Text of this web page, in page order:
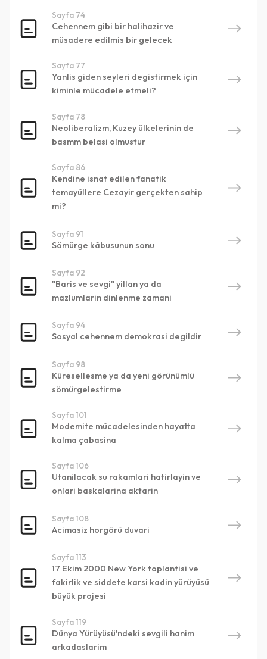
Sayfa 74
Cehennem gibi bir halihazir ve
müsadere edilmis bir gelecek
Sayfa 77
Yanlis giden seyleri degistirmek için
kiminle mücadele etmeli?
Sayfa 78
Neoliberalizm, Kuzey ülkelerinin de
basmm belasi olmustur
Sayfa 86
Kendine isnat edilen fanatik
temayüllere Cezayir gerçekten sahip
mi?
Sayfa 91
Sömürge kâbusunun sonu
Sayfa 92
"Baris ve sevgi" yillan ya da
mazlumlarin dinlenme zamani
Sayfa 94
Sosyal cehennem demokrasi degildir
Sayfa 98
Küresellesme ya da yeni görünümlü
sömürgelestirme
Sayfa 101
Modemite mücadelesinden hayatta
kalma çabasina
Sayfa 106
Utanilacak su rakamlari hatirlayin ve
onlari baskalarina aktarin
Sayfa 108
Acimasiz horgörü duvari
Sayfa 113
17 Ekim 2000 New York toplantisi ve
fakirlik ve siddete karsi kadin yürüyüsü
büyük projesi
Sayfa 119
Dünya Yürüyüsü'ndeki sevgili hanim
arkadaslarim
Sayfa 1
Konu1
Kürk Mantolu Madonna
Sabahattin Ali
259 Sayfa
Paylaş
Zeytinburnu Belediyesi
Belediye ile bağlantı sağlamak için
indirin
veya sistemegiriş yapın.
E-Posta Adresiniz
Başvuru Yap
görüntüleyebilirsiniz.
Yazar / Başyazar : Zehira Houfani-Berfas
Yayın Yeri : İstanbul
Vazgeç
Vazgeç
Vazgeç
Vazgeç
QR Code taraması başarılı.
Sistemi kurumu ile kullanıyorsunuz.